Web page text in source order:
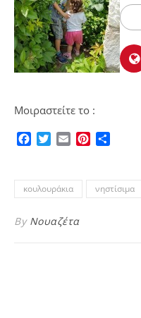
Μοιραστείτε το :
Facebook
TwitterEmailPinterest
κουλουράκια νηστίσιμα
By Νουαζέτα